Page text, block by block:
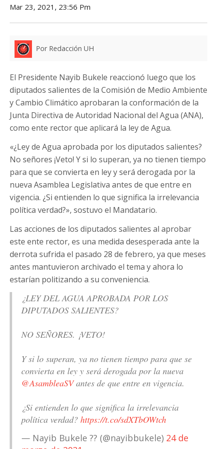
Mar 23, 2021, 23:56 Pm
Por Redacción UH
El Presidente Nayib Bukele reaccionó luego que los
diputados salientes de la Comisión de Medio Ambiente
y Cambio Climático aprobaran la conformación de la
Junta Directiva de Autoridad Nacional del Agua (ANA),
como ente rector que aplicará la ley de Agua.
«¿Ley de Agua aprobada por los diputados salientes?
No señores ¡Veto! Y si lo superan, ya no tienen tiempo
para que se convierta en ley y será derogada por la
nueva Asamblea Legislativa antes de que entre en
vigencia. ¿Si entienden lo que significa la irrelevancia
política verdad?», sostuvo el Mandatario.
Las acciones de los diputados salientes al aprobar
este ente rector, es una medida desesperada ante la
derrota sufrida el pasado 28 de febrero, ya que meses
antes mantuvieron archivado el tema y ahora lo
estarían politizando a su conveniencia.
¿LEY DEL AGUA APROBADA POR LOS
DIPUTADOS SALIENTES?
NO SEÑORES. ¡VETO!
Y si lo superan, ya no tienen tiempo para que se
convierta en ley y será derogada por la nueva
@AsambleaSVantes de que entre en vigencia.
¿Si entienden lo que significa la irrelevancia
política verdad? https://t.co/sdXTbOWtch
— Nayib Bukele ?? (@nayibbukele) 24 de